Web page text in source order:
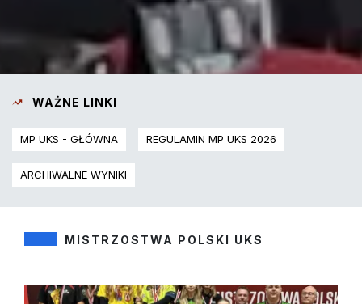
WAŻNE LINKI
MP UKS - GŁÓWNA REGULAMIN MP UKS 2026
ARCHIWALNE WYNIKI
MISTRZOSTWA POLSKI UKS